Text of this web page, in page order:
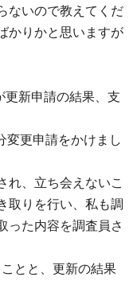
ないので教えてくだ
かりかと思いますが
新申請の結果、支
変更申請をかけまし
れ、立ち会えないこ
取りを行い、私も調
った内容を調査員さ
とと、更新の結果